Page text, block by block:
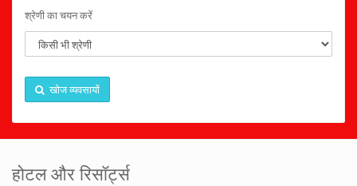
श्रेणी का चयन करें
खोज व्यवसायों
होटल और रिसॉर्ट्स